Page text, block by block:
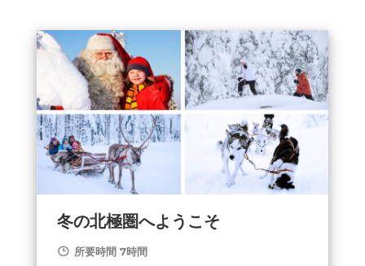
冬の北極圏へようこそ
所要時間 7時間